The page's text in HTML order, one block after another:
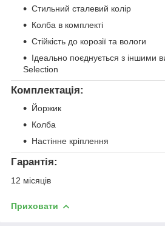
Стильний сталевий колір
Колба в комплекті
Стійкість до корозії та вологи
Ідеально поєднується з іншими
Selection
Комплектація:
Йоржик
Колба
Настінне кріплення
Гарантія:
12 місяців
Приховати